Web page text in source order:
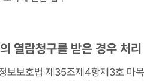
열람청구를 받은 경우 처리
보보호법 제35조제4항제3호 마